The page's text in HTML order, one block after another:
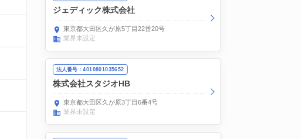
ジェディック株式会社
東京都大田区久が原5丁目22番20号
業界未設定
法人番号：4010801035652
株式会社スタジオHB
東京都大田区久が原3丁目6番4号
業界未設定